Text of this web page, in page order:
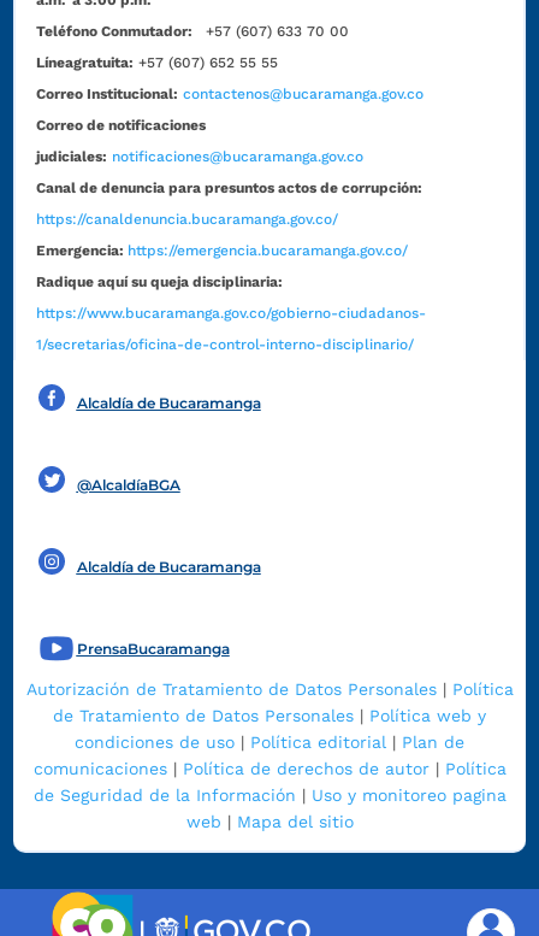
Teléfono Conmutador:
+57 (607) 633 70 00
Líneagratuita: +57 (607) 652 55 55
Correo Institucional: contactenos@bucaramanga.gov.co
Correo de notificaciones
judiciales: notificaciones@bucaramanga.gov.co
Canal de denuncia para presuntos actos de corrupción:
https://canaldenuncia.bucaramanga.gov.co/
Emergencia: https://emergencia.bucaramanga.gov.co/
Radique aquí su queja disciplinaria:
https://www.bucaramanga.gov.co/gobierno-ciudadanos-
1/secretarias/oficina-de-control-interno-disciplinario/
Alcaldía de Bucaramanga
@AlcaldíaBGA
Alcaldía de Bucaramanga
PrensaBucaramanga
Autorización de Tratamiento de Datos Personales| Política
de Tratamiento de Datos Personales | Política web y
condiciones de uso | Política editorial | Plan de
comunicaciones| Política de derechos de autor| Política
de Seguridad de la Información | Uso y monitoreo pagina
web | Mapa del sitio